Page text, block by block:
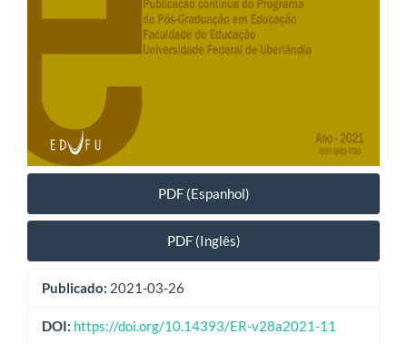
PDF (Espanhol)
PDF (Inglês)
Publicado: 2021-03-26
DOI: https://doi.org/10.14393/ER-v28a2021-11